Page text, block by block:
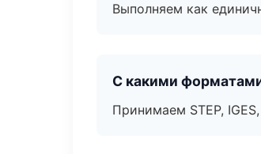
Выполняем как
С какими
Принимаем STEP,